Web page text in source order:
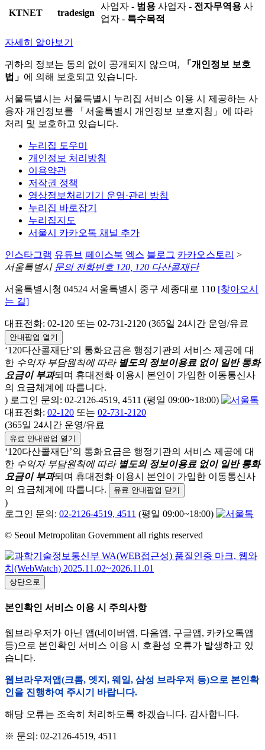
KTNET tradesign
사업자 - 범용 사업자 - 전자무역용 사
업자 - 특수목적
자세히 알아보기
귀하의 정보는 동의 없이 공개되지 않으며,
「개인정보 보호
법」 에 의해 보호되고 있습니다.
서울특별시는 서울특별시 누리집 서비스 이용 시 제공하는 사
용자 개인정보를 「서울특별시 개인정보 보호지침」에 따라
처리 및 보호하고 있습니다.
누리집 도우미
개인정보 처리방침
이용약관
저작권 정책
영상정보처리기기 운영·관리 방침
누리집 바로잡기
누리집지도
서울시 카카오톡 채널 추가
인스타그램 유튜브 페이스북 엑스 블로그 카카오스토리 >
서울특별시 문의 전화번호 120, 120 다산콜재단
서울특별시청 04524 서울특별시 중구 세종대로 110 [찾아오시
는 길]
대표전화: 02-120 또는 02-731-2120 (365일 24시간 운영/유료
안내팝업 열기
‘120다산콜재단’의 통화요금은 행정기관의 서비스 제공에 대
한 수익자 부담원칙에 따라 별도의 정보이용료 없이 일반 통화
요금이 부과되며 휴대전화 이용시 본인이 가입한 이동통신사
의 요금체계에 따릅니다.
) 로그인 문의: 02-2126-4519, 4511 (평일 09:00~18:00)
대표전화: 02-120 또는 02-731-2120
(365일 24시간 운영/유료
유료 안내팝업 열기
‘120다산콜재단’의 통화요금은 행정기관의 서비스 제공에 대
한 수익자 부담원칙에 따라 별도의 정보이용료 없이 일반 통화
요금이 부과되며 휴대전화 이용시 본인이 가입한 이동통신사
의 요금체계에 따릅니다.
유료 안내팝업 닫기
)
로그인 문의: 02-2126-4519, 4511 (평일 09:00~18:00)
© Seoul Metropolitan Government all rights reserved
상단으로
본인확인 서비스 이용 시 주의사항
웹브라우저가 아닌 앱(네이버앱, 다음앱, 구글앱, 카카오톡앱
등)으로 본인확인 서비스 이용 시 호환성 오류가 발생하고 있
습니다.
웹브라우저앱(크롬, 엣지, 웨일, 삼성 브라우저 등)으로 본인확
인을 진행하여 주시기 바랍니다.
해당 오류는 조속히 처리하도록 하겠습니다. 감사합니다.
※ 문의: 02-2126-4519, 4511